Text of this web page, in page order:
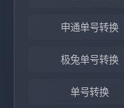
申通单号转换
极兔单号转换
单号转换